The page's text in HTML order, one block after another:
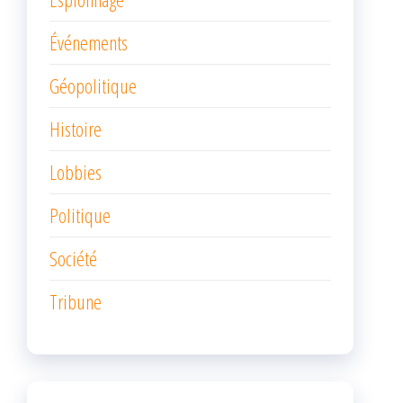
Événements
Géopolitique
Histoire
Lobbies
Politique
Société
Tribune